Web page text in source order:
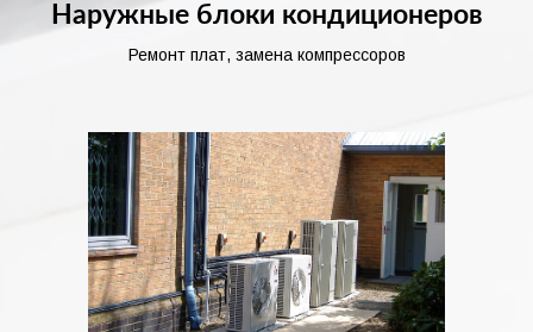
Наружные блоки кондиционеров
Ремонт плат, замена компрессоров